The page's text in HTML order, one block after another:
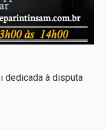
dedicada à disputa